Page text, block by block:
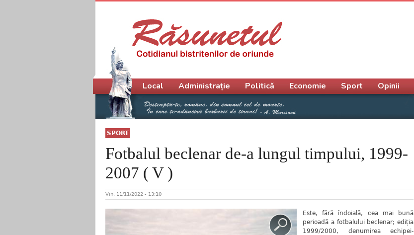
SPORT
Fotbalul beclenar de-a lungul timpului, 1999-
2007 ( V )
Vin, 11/11/2022 - 13:10
Este, fără îndoială, cea mai bună
perioadă a fotbalului beclenar; ediția
1999/2000, denumirea echipei-
Meniu principal
Local Administrație Politică Economie Sport Opinii